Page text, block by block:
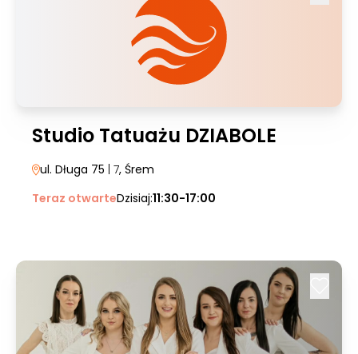
Studio Tatuażu DZIABOLE
ul. Długa 75 | 7, Śrem
Teraz otwarteDzisiaj:11:30-17:00